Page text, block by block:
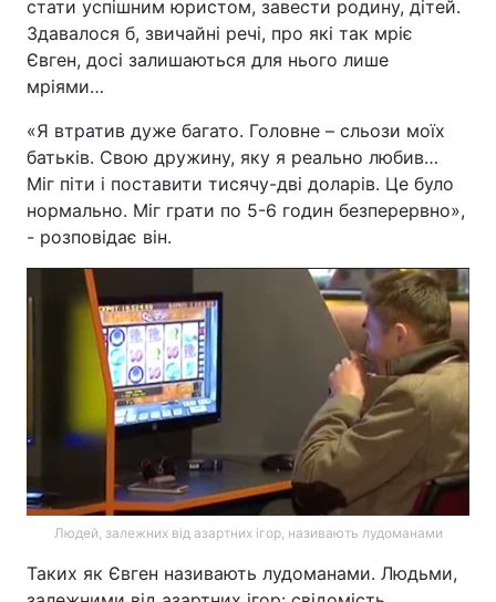
стати успішним юристом, завести родину, дітей.
Здавалося б, звичайні речі, про які так мріє
Євген, досі залишаються для нього лише
мріями…
«Я втратив дуже багато. Головне – сльози моїх
батьків. Свою дружину, яку я реально любив…
Міг піти і поставити тисячу-дві доларів. Це було
нормально. Міг грати по 5-6 годин безперервно»,
- розповідає він.
Людей, залежних від азартних ігор, називають лудоманами
Таких як Євген називають лудоманами. Людьми,